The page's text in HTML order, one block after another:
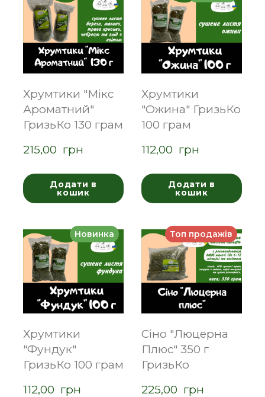
Хрумтики "Мікс
Ароматний"
ГризьКо 130 грам
215,00  грн
Додати в
кошик
Хрумтики
"Ожина" ГризьКо
100 грам
112,00  грн
Додати в
кошик
Новинка
Хрумтики
"Фундук"
ГризьКо 100 грам
112,00  грн
Топ продажів
Сіно "Люцерна
Плюс" 350 г
ГризьКо
225,00  грн